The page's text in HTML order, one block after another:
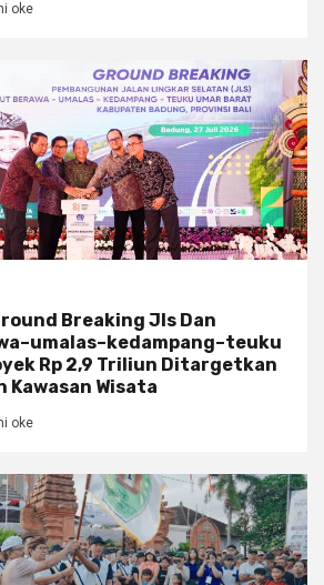
oke
Breaking Jls Dan
Rp 2,9 Triliun Ditargetkan
Kawasan Wisata
oke